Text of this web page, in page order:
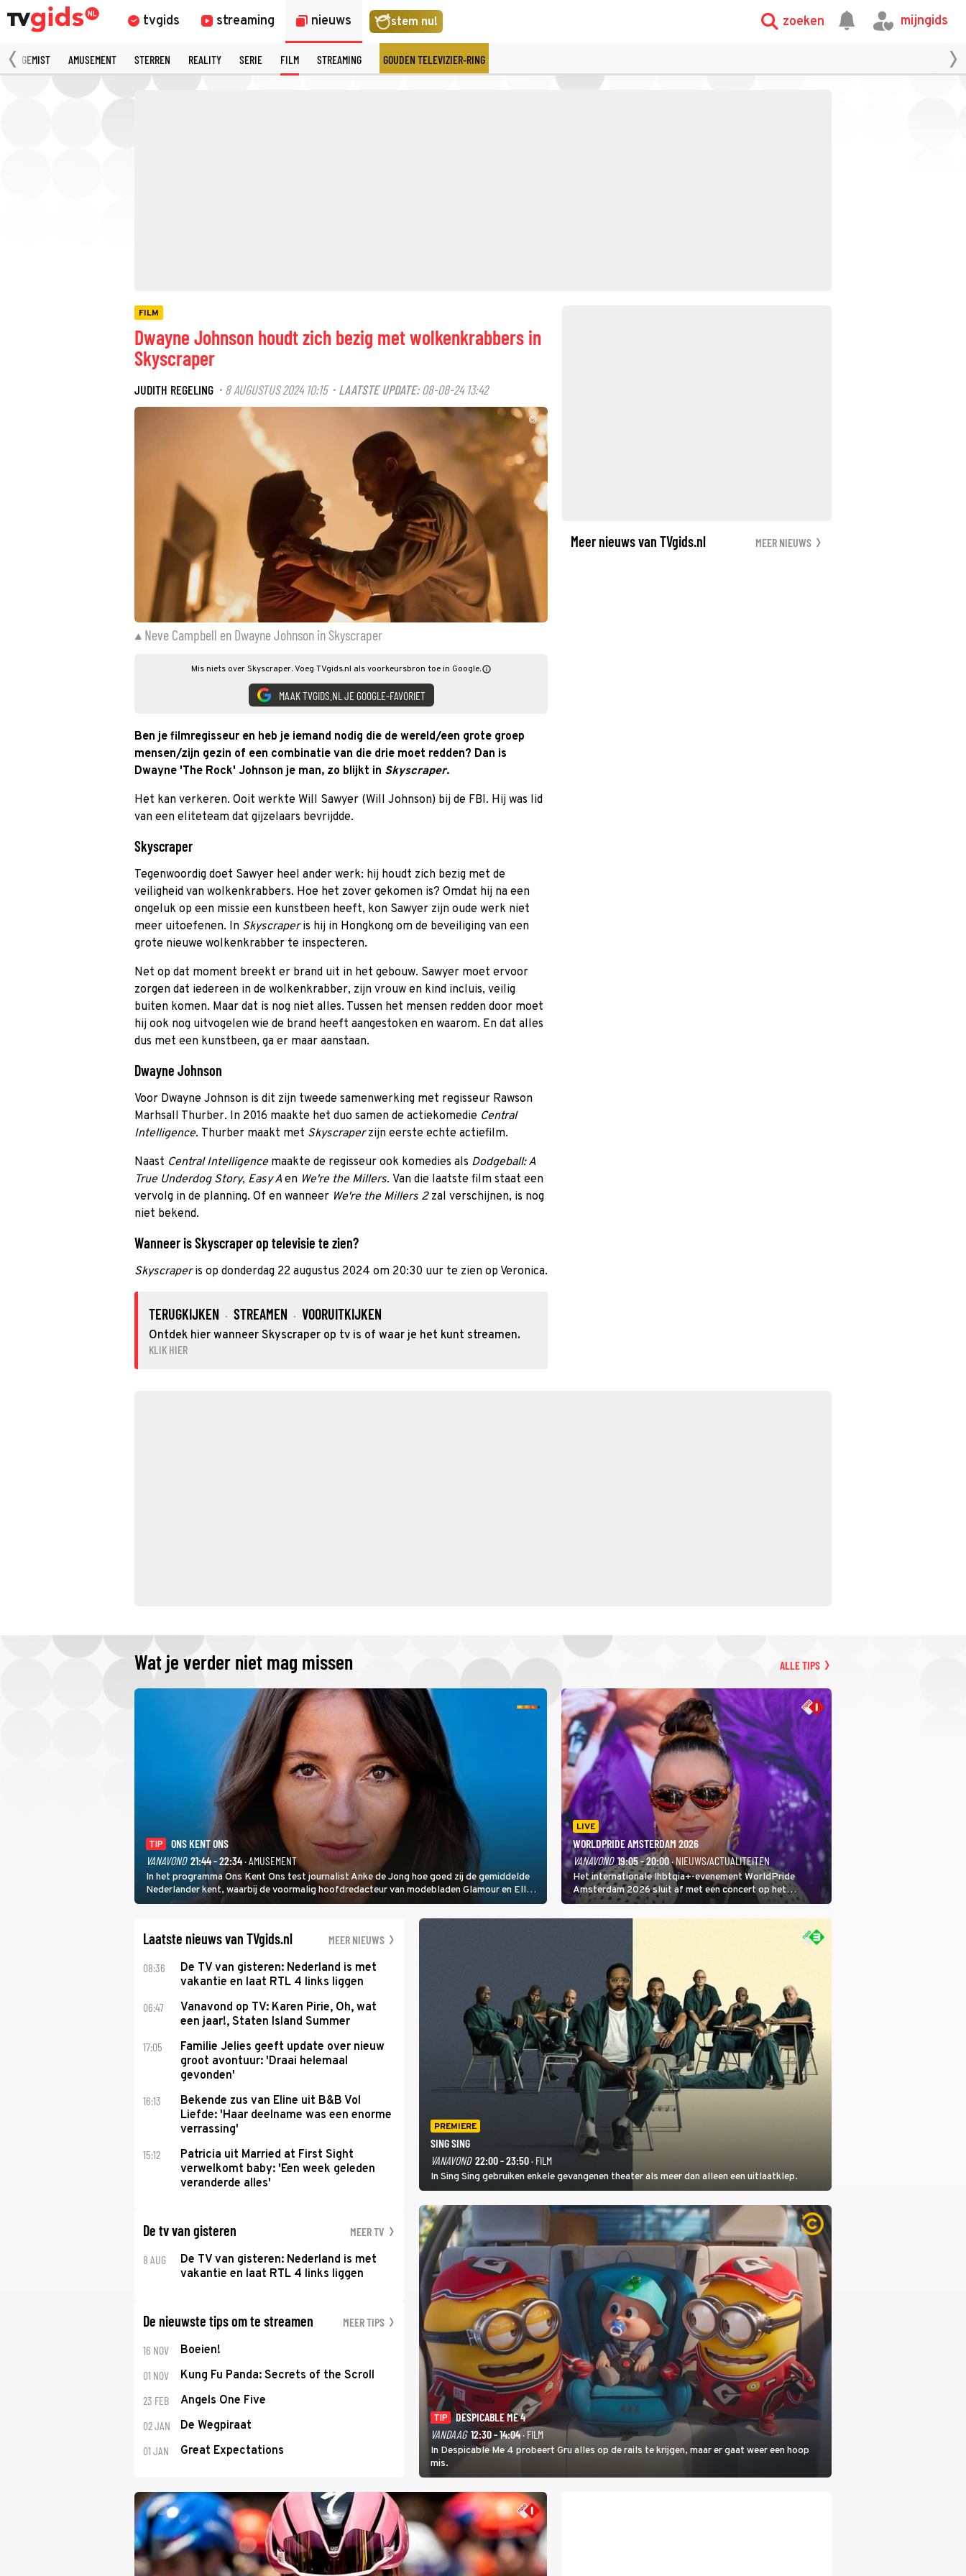
tvgids streaming nieuws stem nu! zoeken mijngids
GEMIST AMUSEMENT STERREN REALITY SERIE FILM STREAMING GOUDEN TELEVIZIER-RING
FILM
Dwayne Johnson houdt zich bezig met wolkenkrabbers in
Skyscraper
JUDITH REGELING · 8 AUGUSTUS 2024 10:15· LAATSTE UPDATE: 08-08-24 13:42
©
Neve Campbell en Dwayne Johnson in Skyscraper
Mis niets over Skyscraper. Voeg TVgids.nl als voorkeursbron toe in Google.
MAAK TVGIDS.NL JE GOOGLE-FAVORIET
Ben je filmregisseur en heb je iemand nodig die de wereld/een grote groep
mensen/zijn gezin of een combinatie van die drie moet redden? Dan is
Dwayne 'The Rock' Johnson je man, zo blijkt in Skyscraper.
Het kan verkeren. Ooit werkte Will Sawyer (Will Johnson) bij de FBI. Hij was lid
van een eliteteam dat gijzelaars bevrijdde.
Skyscraper
Tegenwoordig doet Sawyer heel ander werk: hij houdt zich bezig met de
veiligheid van wolkenkrabbers. Hoe het zover gekomen is? Omdat hij na een
ongeluk op een missie een kunstbeen heeft, kon Sawyer zijn oude werk niet
meer uitoefenen. In Skyscraperis hij in Hongkong om de beveiliging van een
grote nieuwe wolkenkrabber te inspecteren.
Net op dat moment breekt er brand uit in het gebouw. Sawyer moet ervoor
zorgen dat iedereen in de wolkenkrabber, zijn vrouw en kind incluis, veilig
buiten komen. Maar dat is nog niet alles. Tussen het mensen redden door moet
hij ook nog uitvogelen wie de brand heeft aangestoken en waarom. En dat alles
dus met een kunstbeen, ga er maar aanstaan.
Dwayne Johnson
Voor Dwayne Johnson is dit zijn tweede samenwerking met regisseur Rawson
Marhsall Thurber. In 2016 maakte het duo samen de actiekomedie Central
Intelligence. Thurber maakt met Skyscraperzijn eerste echte actiefilm.
Naast Central Intelligence maakte de regisseur ook komedies als Dodgeball: A
True Underdog Story, Easy A en We're the Millers. Van die laatste film staat een
vervolg in de planning. Of en wanneer We're the Millers 2zal verschijnen, is nog
niet bekend.
Wanneer is Skyscraper op televisie te zien?
Skyscraperis op donderdag 22 augustus 2024 om 20:30 uur te zien op Veronica.
TERUGKIJKEN · STREAMEN · VOORUITKIJKEN
Ontdek hier wanneer Skyscraper op tv is of waar je het kunt streamen.
KLIK HIER
Meer nieuws van TVgids.nl MEER NIEUWS
Wat je verder niet mag missen ALLE TIPS
TIP
ONS KENT ONS
VANAVOND 21:44 - 22:34· AMUSEMENT
In het programma Ons Kent Ons test journalist Anke de Jong hoe goed zij de gemiddelde
Nederlander kent, waarbij de voormalig hoofdredacteur van modebladen Glamour en Elle
het samen met rapper Keizer opneemt tegen Edson da Graça en Marc-Marie Huijbregts.
LIVE
WORLDPRIDE AMSTERDAM 2026
VANAVOND 19:05 - 20:00· NIEUWS/ACTUALITEITEN
Het internationale lhbtqia+-evenement WorldPride
Amsterdam 2026 sluit af met een concert op het
Amsterdamse Museumplein. Anita Doth is een van de
optredende artiesten. In de jaren 90 veroverde ze de
Laatste nieuws van TVgids.nl MEER NIEUWS
08:36
De TV van gisteren: Nederland is met
vakantie en laat RTL 4 links liggen
06:47
Vanavond op TV: Karen Pirie, Oh, wat
een jaar!, Staten Island Summer
17:05
Familie Jelies geeft update over nieuw
groot avontuur: 'Draai helemaal
gevonden'
16:13
Bekende zus van Eline uit B&B Vol
Liefde: 'Haar deelname was een enorme
verrassing'
15:12
Patricia uit Married at First Sight
verwelkomt baby: 'Een week geleden
veranderde alles'
De tv van gisteren MEER TV
8 AUG
De TV van gisteren: Nederland is met
vakantie en laat RTL 4 links liggen
De nieuwste tips om te streamen MEER TIPS
16 NOV Boeien!
01 NOV Kung Fu Panda: Secrets of the Scroll
23 FEB Angels One Five
02 JAN De Wegpiraat
01 JAN Great Expectations
PREMIERE
SING SING
VANAVOND 22:00 - 23:50· FILM
In Sing Sing gebruiken enkele gevangenen theater als meer dan alleen een uitlaatklep.
TIP
DESPICABLE ME 4
VANDAAG 12:30 - 14:04· FILM
In Despicable Me 4 probeert Gru alles op de rails te krijgen, maar er gaat weer een hoop
mis.